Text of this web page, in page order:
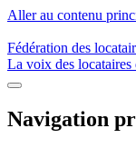
Aller au contenu
Fédération des
La voix des
Navigation